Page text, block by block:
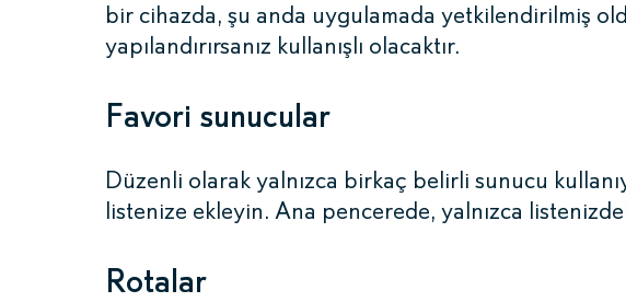
bir cihazda, şu anda uygulamada yetkilendirilmiş
yapılandırırsanız kullanışlı olacaktır.
Favori sunucular
Düzenli olarak yalnızca birkaç belirli sunucu
listenize ekleyin. Ana pencerede, yalnızca
Rotalar